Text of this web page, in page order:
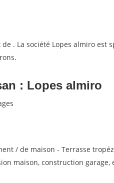
. La société Lopes almiro est
: Lopes almiro
/ de maison - Terrasse
maison, construction garage,